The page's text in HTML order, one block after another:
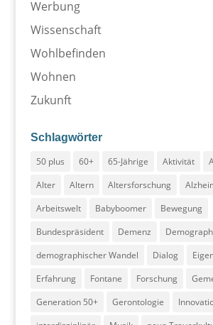
Werbung
Wissenschaft
Wohlbefinden
Wohnen
Zukunft
Schlagwörter
50 plus
60+ 65-Jährige Aktivität
Alter
Altern Altersforschung
Arbeitswelt
Babyboomer
Bewegung
Bundespräsident
Demenz
demographischer Wandel
Dialog
Erfahrung
Fontane Forschung
Generation 50+
Gerontologie